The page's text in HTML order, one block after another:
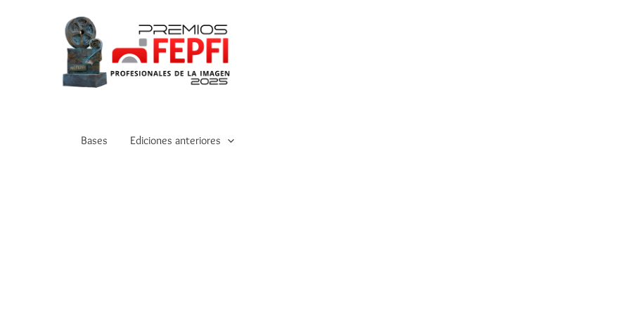
Bases Ediciones anteriores